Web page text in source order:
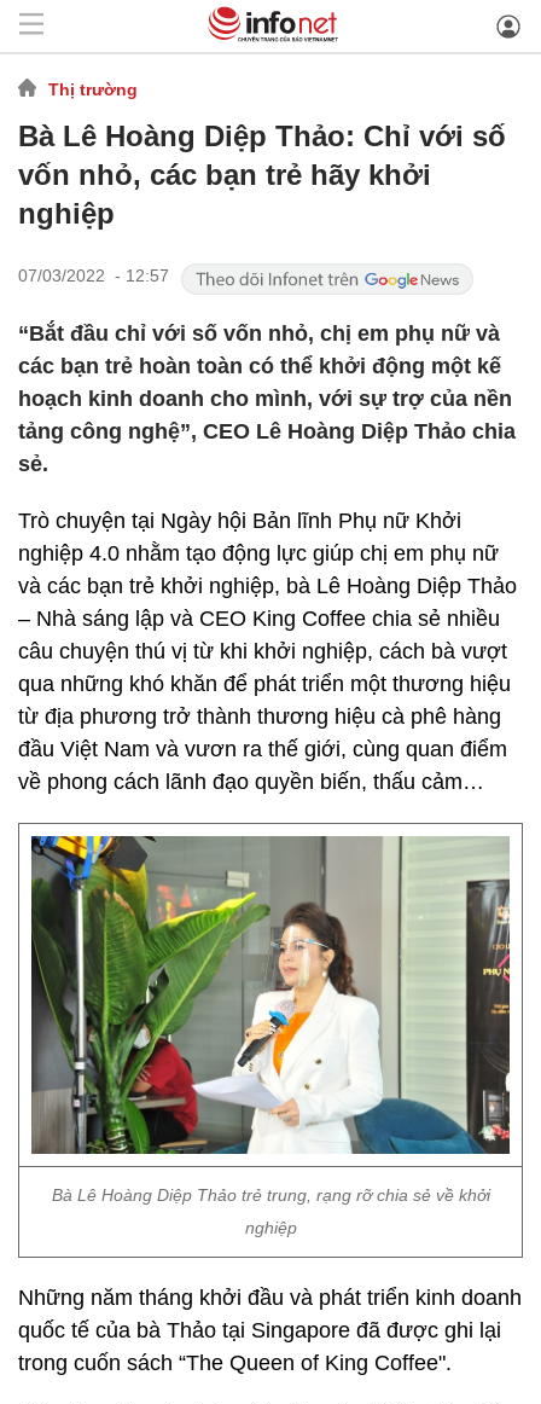
Thị trường
Bà Lê Hoàng Diệp Thảo: Chỉ với số
vốn nhỏ, các bạn trẻ hãy khởi
nghiệp
07/03/2022 - 12:57
“Bắt đầu chỉ với số vốn nhỏ, chị em phụ nữ và
các bạn trẻ hoàn toàn có thể khởi động một kế
hoạch kinh doanh cho mình, với sự trợ của nền
tảng công nghệ”, CEO Lê Hoàng Diệp Thảo chia
sẻ.
Trò chuyện tại Ngày hội Bản lĩnh Phụ nữ Khởi
nghiệp 4.0 nhằm tạo động lực giúp chị em phụ nữ
và các bạn trẻ khởi nghiệp, bà Lê Hoàng Diệp Thảo
– Nhà sáng lập và CEO King Coffee chia sẻ nhiều
câu chuyện thú vị từ khi khởi nghiệp, cách bà vượt
qua những khó khăn để phát triển một thương hiệu
từ địa phương trở thành thương hiệu cà phê hàng
đầu Việt Nam và vươn ra thế giới, cùng quan điểm
về phong cách lãnh đạo quyền biến, thấu cảm…
Bà Lê Hoàng Diệp Thảo trẻ trung, rạng rỡ chia sẻ về khởi
nghiệp
Những năm tháng khởi đầu và phát triển kinh doanh
quốc tế của bà Thảo tại Singapore đã được ghi lại
trong cuốn sách “The Queen of King Coffee".